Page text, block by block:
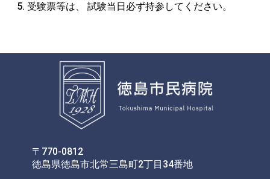
受験票等は、 試験当日必ず持参してください。
〒770-0812
徳島県徳島市北常三島町2丁目34番地